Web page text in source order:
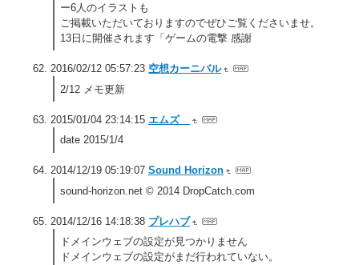
ー6人のイラストも
ご掲載いただいておりますのでぜひご覧くださいませ。
13日に開催されます「ゲームの電撃 感謝
2016/02/12 05:57:23 空想カーニバル
2/12 メモ更新
2015/01/04 23:14:15 エムズ
date 2015/1/4
2014/12/19 05:19:07 Sound Horizon
sound-horizon.net © 2014 DropCatch.com
2014/12/16 14:18:38 プレハブ
ドメインウェブの設定が見つかりません
ドメインウェブの設定がまだ行われていない。